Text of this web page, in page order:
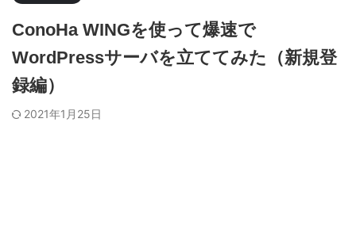
ConoHa WINGを使って爆速で
WordPressサーバを立ててみた（新規登
録編）
2021年1月25日